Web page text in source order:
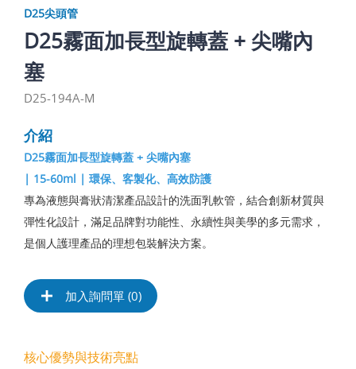
D25尖頭管
D25霧面加長型旋轉蓋 + 尖嘴內
塞
D25-194A-M
介紹
D25霧面加長型旋轉蓋 + 尖嘴內塞
| 15-60ml | 環保、客製化、高效防護
專為液態與膏狀清潔產品設計的洗面乳軟管，結合創新材質與
彈性化設計，滿足品牌對功能性、永續性與美學的多元需求，
是個人護理產品的理想包裝解決方案。
加入詢問單 (0)
核心優勢與技術亮點